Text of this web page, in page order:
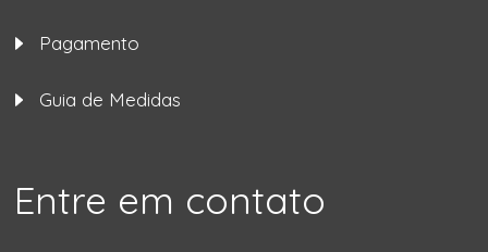
Pagamento
Guia de Medidas
Entre em contato